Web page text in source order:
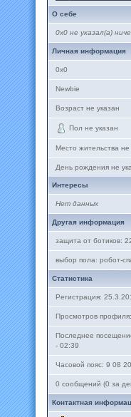
О себе
0x0 не указал(а)
Личная информация
0x0
Newbie
Возраст не указан
Пол не указан
Место жительства не
День рождения не
Интересы
Нет данных
Другая информация
защита от ботиков:
выбор пола: робот-
Статистика
Регистрация:
Просмотров
Последнее
- 02:39
Часовой пояс: 9 08
0 сообщений (0 за
Контактная